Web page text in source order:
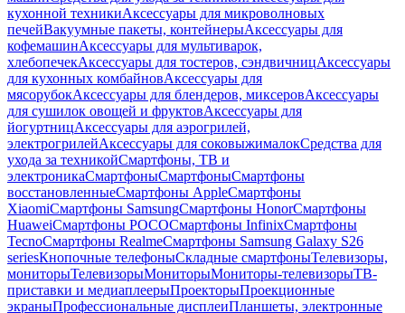
кухонной техникиАксессуары для микроволновых
печейВакуумные пакеты, контейнерыАксессуары для
кофемашинАксессуары для мультиварок,
хлебопечекАксессуары для тостеров, сэндвичницАксессуары
для кухонных комбайновАксессуары для
мясорубокАксессуары для блендеров, миксеровАксессуары
для сушилок овощей и фруктовАксессуары для
йогуртницАксессуары для аэрогрилей,
электрогрилейАксессуары для соковыжималокСредства для
ухода за техникойСмартфоны, ТВ и
электроникаСмартфоныСмартфоныСмартфоны
восстановленныеСмартфоны AppleСмартфоны
XiaomiСмартфоны SamsungСмартфоны HonorСмартфоны
HuaweiСмартфоны POCOСмартфоны InfinixСмартфоны
TecnoСмартфоны RealmeСмартфоны Samsung Galaxy S26
seriesКнопочные телефоныСкладные смартфоныТелевизоры,
мониторыТелевизорыМониторыМониторы-телевизорыТВ-
приставки и медиаплеерыПроекторыПроекционные
экраныПрофессиональные дисплеиПланшеты, электронные